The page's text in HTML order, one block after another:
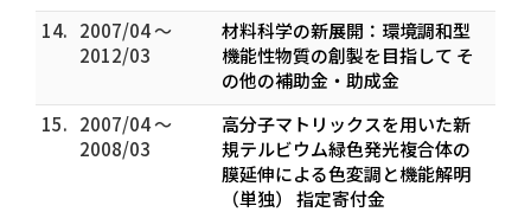
14. 2007/04 ～
2012/03
材料科学の新展開：環境調和型
機能性物質の創製を目指して そ
の他の補助金・助成金
15. 2007/04 ～
2008/03
高分子マトリックスを用いた新
規テルビウム緑色発光複合体の
膜延伸による色変調と機能解明
（単独） 指定寄付金